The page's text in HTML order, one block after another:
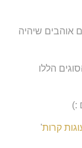
אוהבים שיהיה
הללו
:)
קרות'